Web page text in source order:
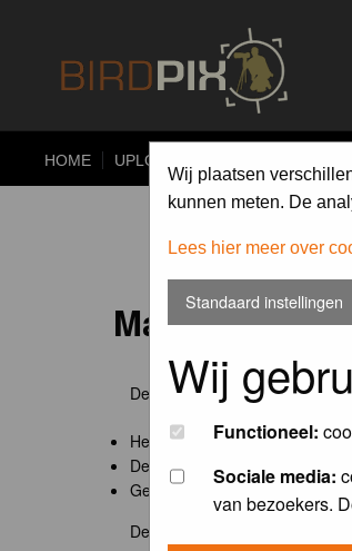
HOME UPLOAD
Wij plaatsen
kunnen meten. De
Lees hier meer over
Standaard instellingen
Wij
Functioneel:
Sociale media:
van bezoekers.
De maandopdracht van
Het onderwerp van de
De community nomineert de
Geregistreerde gebruikers
De winnaar van de